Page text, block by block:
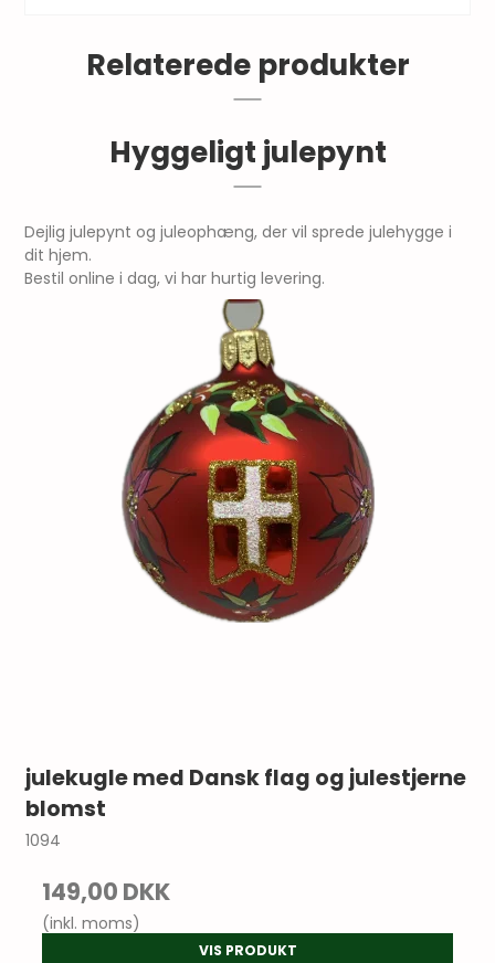
Relaterede produkter
Hyggeligt julepynt
Dejlig julepynt og juleophæng, der vil sprede julehygge i
dit hjem.
Bestil online i dag, vi har hurtig levering.
julekugle med Dansk flag og julestjerne
blomst
1094
149,00 DKK
(inkl. moms)
VIS PRODUKT